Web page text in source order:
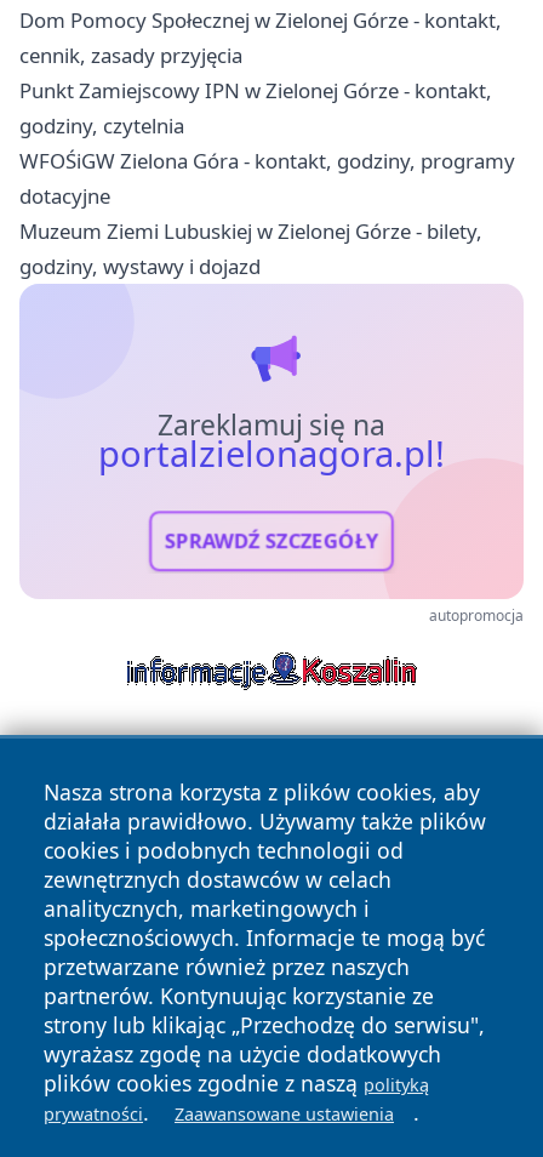
Dom Pomocy Społecznej w Zielonej Górze - kontakt,
cennik, zasady przyjęcia
Punkt Zamiejscowy IPN w Zielonej Górze - kontakt,
godziny, czytelnia
WFOŚiGW Zielona Góra - kontakt, godziny, programy
dotacyjne
Muzeum Ziemi Lubuskiej w Zielonej Górze - bilety,
godziny, wystawy i dojazd
Zareklamuj się na
portalzielonagora.pl!
SPRAWDŹ SZCZEGÓŁY
autopromocja
Nasza strona korzysta z plików cookies, aby
działała prawidłowo. Używamy także plików
cookies i podobnych technologii od
zewnętrznych dostawców w celach
analitycznych, marketingowych i
społecznościowych. Informacje te mogą być
przetwarzane również przez naszych
partnerów. Kontynuując korzystanie ze
strony lub klikając „Przechodzę do serwisu",
wyrażasz zgodę na użycie dodatkowych
plików cookies zgodnie z naszą polityką
prywatności. Zaawansowane ustawienia .
Copyright © 2026 portalzielonagora.pl Wszystkie prawa
zastrzeżone.
News Autorzy
Polityka
Prywatności
Polityka
Cookies